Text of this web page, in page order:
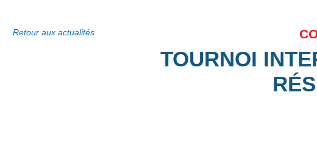
Retour aux actualités
TOURNOI